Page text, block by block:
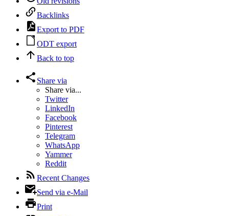
Backlinks
Export to PDF
ODT export
Back to top
Share via
Share via...
Twitter
LinkedIn
Facebook
Pinterest
Telegram
WhatsApp
Yammer
Reddit
Recent Changes
Send via e-Mail
Print